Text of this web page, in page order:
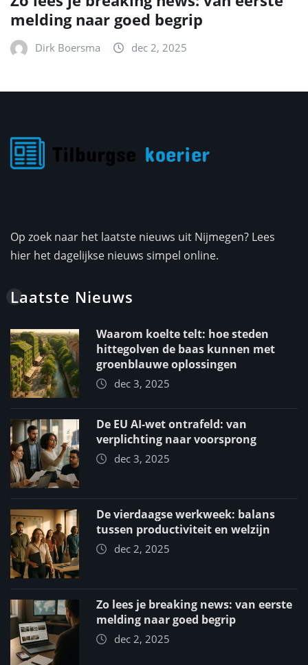
melding naar goed begrip
Dirk Boersma dec 2, 2025
Op zoek naar het laatste nieuws uit Nijmegen? Lees
hier het dagelijkse nieuws simpel online.
Laatste Nieuws
Waarom koelte telt: hoe steden
hittegolven de baas kunnen met
groenblauwe oplossingen
dec 3, 2025
De EU AI-wet ontrafeld: van
verplichting naar voorsprong
dec 3, 2025
De vierdaagse werkweek: balans
tussen productiviteit en welzijn
dec 2, 2025
Zo lees je breaking news: van eerste
melding naar goed begrip
dec 2, 2025